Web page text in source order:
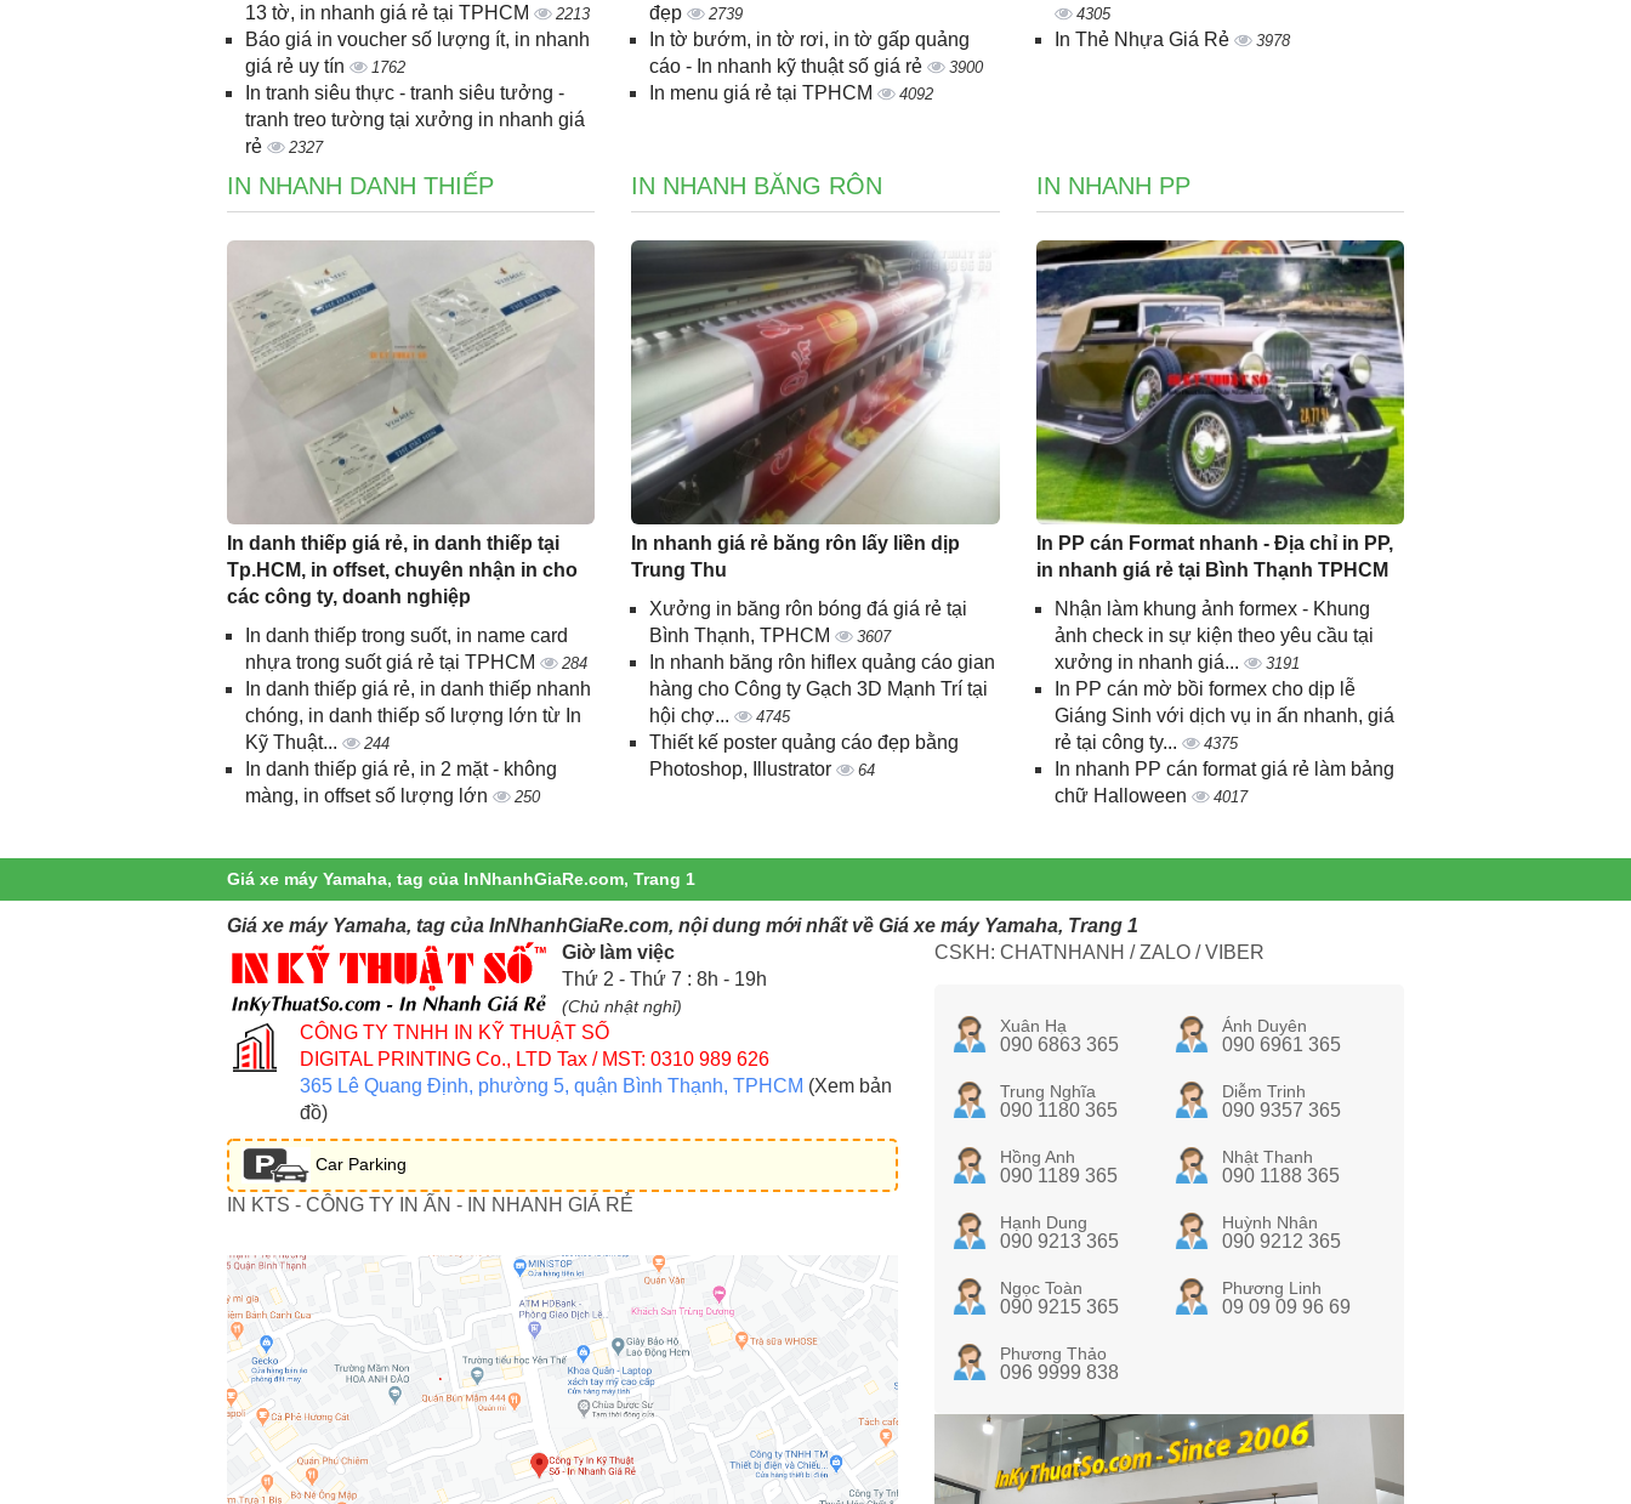
13 tờ, in nhanh giá rẻ tại TPHCM
2213
Báo giá in voucher số lượng ít, in nhanh
giá rẻ uy tín
1762
In tranh siêu thực - tranh siêu tưởng -
tranh treo tường tại xưởng in nhanh giá
rẻ
2327
đẹp
2739
In tờ bướm, in tờ rơi, in tờ gấp quảng
cáo - In nhanh kỹ thuật số giá rẻ
3900
In menu giá rẻ tại TPHCM 4092
4305
In Thẻ Nhựa Giá Rẻ 3978
IN NHANH DANH THIẾP
In danh thiếp giá rẻ, in danh thiếp tại
Tp.HCM, in offset, chuyên nhận in cho
các công ty, doanh nghiệp
In danh thiếp trong suốt, in name card
nhựa trong suốt giá rẻ tại TPHCM
284
In danh thiếp giá rẻ, in danh thiếp nhanh
chóng, in danh thiếp số lượng lớn từ In
Kỹ Thuật...
244
In danh thiếp giá rẻ, in 2 mặt - không
màng, in offset số lượng lớn
250
IN NHANH BĂNG RÔN
In nhanh giá rẻ băng rôn lấy liền dịp
Trung Thu
Xưởng in băng rôn bóng đá giá rẻ tại
Bình Thạnh, TPHCM
3607
In nhanh băng rôn hiflex quảng cáo gian
hàng cho Công ty Gạch 3D Mạnh Trí tại
hội chợ...
4745
Thiết kế poster quảng cáo đẹp bằng
Photoshop, Illustrator
64
IN NHANH PP
In PP cán Format nhanh - Địa chỉ in PP,
in nhanh giá rẻ tại Bình Thạnh TPHCM
Nhận làm khung ảnh formex - Khung
ảnh check in sự kiện theo yêu cầu tại
xưởng in nhanh giá...
3191
In PP cán mờ bồi formex cho dịp lễ
Giáng Sinh với dịch vụ in ấn nhanh, giá
rẻ tại công ty...
4375
In nhanh PP cán format giá rẻ làm bảng
chữ Halloween
4017
Giá xe máy Yamaha, tag của InNhanhGiaRe.com, Trang 1
Giá xe máy Yamaha, tag của InNhanhGiaRe.com, nội dung mới nhất về Giá xe máy Yamaha, Trang 1
Giờ làm việc
Thứ 2 - Thứ 7 : 8h - 19h
(Chủ nhật nghỉ)
CÔNG TY TNHH IN KỸ THUẬT SỐ
DIGITAL PRINTING Co., LTD Tax / MST: 0310 989 626
365 Lê Quang Định, phường 5, quận Bình Thạnh, TPHCM (Xem bản
đồ)
Car Parking
IN KTS - CÔNG TY IN ẤN - IN NHANH GIÁ RẺ
CSKH: CHATNHANH / ZALO / VIBER
Xuân Hạ
090 6863 365
Ánh Duyên
090 6961 365
Trung Nghĩa
090 1180 365
Diễm Trinh
090 9357 365
Hồng Anh
090 1189 365
Nhật Thanh
090 1188 365
Hạnh Dung
090 9213 365
Huỳnh Nhân
090 9212 365
Ngọc Toàn
090 9215 365
Phương Linh
09 09 09 96 69
Phương Thảo
096 9999 838